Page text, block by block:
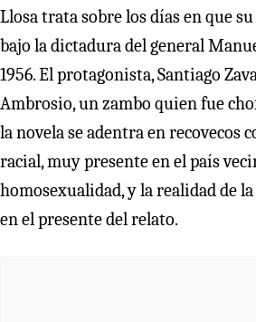
Llosa trata sobre los días en que
bajo la dictadura del general
1956. El protagonista, Santiago
Ambrosio, un zambo quien fue
la novela se adentra en recovecos
racial, muy presente en el país
homosexualidad, y la realidad de
en el presente del relato.